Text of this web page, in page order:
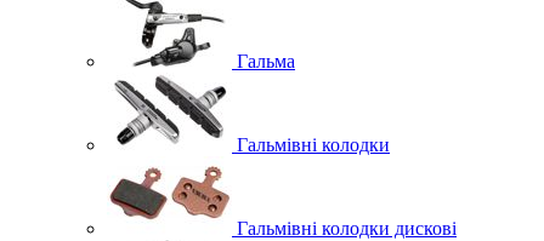
Гальма
Гальмівні колодки
Гальмівні колодки дискові